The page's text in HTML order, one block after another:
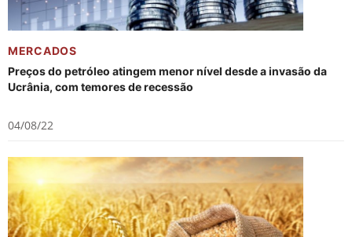
MERCADOS
Preços do petróleo atingem menor nível desde a invasão da
Ucrânia, com temores de recessão
04/08/22